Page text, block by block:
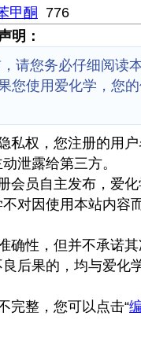
甲酮 776
明：
请您务必仔细阅读
您使用爱化学，您
私权，您注册的用
泄露给第三方。
会员自主发布，爱
对因使用本站内容
确性，但并不承诺
后果的，均与爱化
完整，您可以点击“